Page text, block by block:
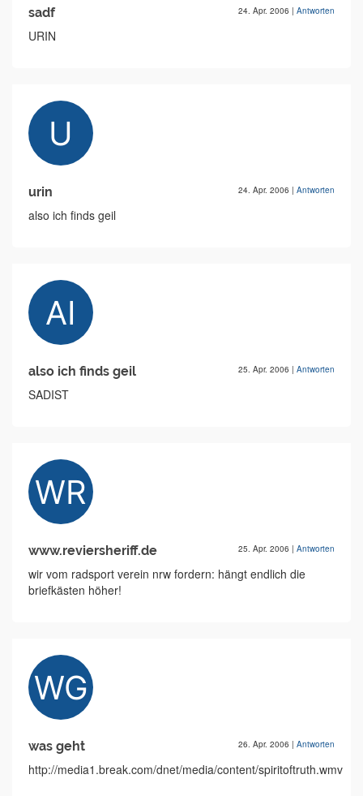
sadf 24. Apr. 2006 | Antworten
URIN
urin 24. Apr. 2006 | Antworten
also ich finds geil
also ich finds geil 25. Apr. 2006 | Antworten
SADIST
www.reviersheriff.de 25. Apr. 2006 | Antworten
wir vom radsport verein nrw fordern: hängt endlich die
briefkästen höher!
was geht 26. Apr. 2006 | Antworten
http://media1.break.com/dnet/media/content/spiritoftruth.wmv